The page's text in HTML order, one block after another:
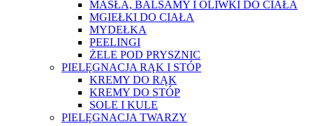
MASŁA, BALSAMY I OLIWKI DO CIAŁA
MGIEŁKI DO CIAŁA
MYDEŁKA
PEELINGI
ŻELE POD PRYSZNIC
PIELĘGNACJA RĄK I STÓP
KREMY DO RĄK
KREMY DO STÓP
SOLE I KULE
PIELĘGNACJA TWARZY